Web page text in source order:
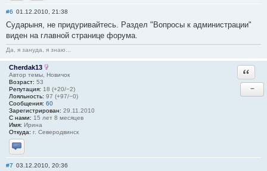
#6 01.12.2010, 21:38
Сударыня, не придуривайтесь. Раздел "Вопросы к администрации"
виден на главной странице форума.
Да, я зануда, я знаю...
Cherdak13
Автор темы, Новичок
Возраст: 53
Репутация: 18 (+20/−2)
Лояльность: 97 (+97/−0)
Сообщения: 60
Зарегистрирован: 29.11.2010
С нами: 15 лет 8 месяцев
Имя: Ирина
Откуда: г. Северодвинск
Отправить личное сообщение
−
#7 03.12.2010, 20:36